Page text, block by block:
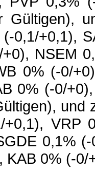
Gültigen),
0,1/+0,1),
NSEM
0% (-0/
0% (-0/
und
+0,1), VRP
0,1%
KAB 0% (-